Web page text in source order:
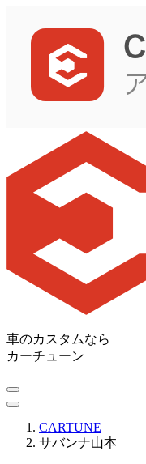
車のカスタムなら
カーチューン
CARTUNE
サバンナ山本